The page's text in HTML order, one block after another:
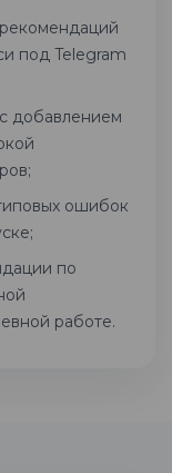
под Telegram
добавлением
ошибок
по
работе.